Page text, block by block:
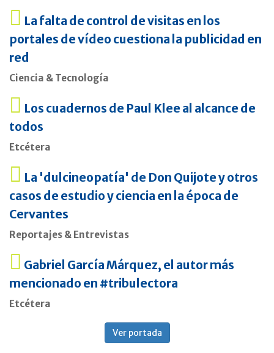
La falta de control de visitas en los
portales de vídeo cuestiona la publicidad en
red
Ciencia & Tecnología
Los cuadernos de Paul Klee al alcance de
todos
Etcétera
La 'dulcineopatía' de Don Quijote y otros
casos de estudio y ciencia en la época de
Cervantes
Reportajes & Entrevistas
Gabriel García Márquez, el autor más
mencionado en #tribulectora
Etcétera
Ver portada